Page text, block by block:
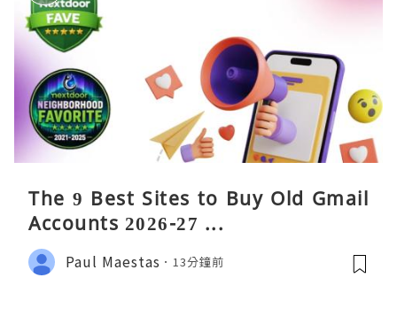
The 9 Best Sites to Buy Old Gmail
Accounts 2026-27 ...
Paul Maestas 13分鐘前